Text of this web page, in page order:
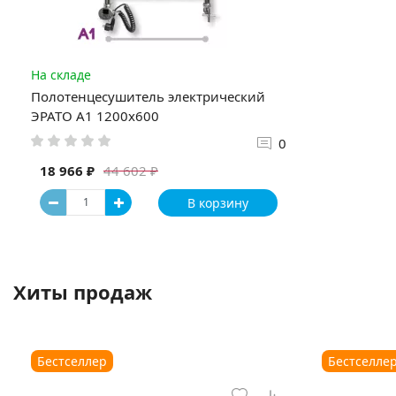
На складе
Полотенцесушитель электрический
ЭРАТО А1 1200x600
0
44 602 ₽
18 966 ₽
В корзину
Хиты продаж
Бестселлер Бестселлер